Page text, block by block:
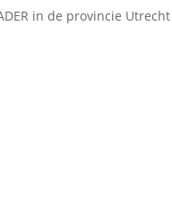
in de provincie